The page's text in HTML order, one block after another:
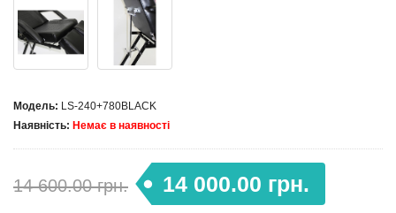
Модель: LS-240+780BLACK
Наявність: Немає в наявності
14 600.00 грн. 14 000.00 грн.